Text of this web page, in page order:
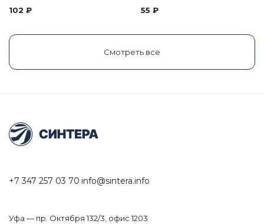
102 ₽ 55 ₽
Смотреть все
+7 347 257 03 70 info@sintera.info
Уфа — пр. Октября 132/3, офис 1203